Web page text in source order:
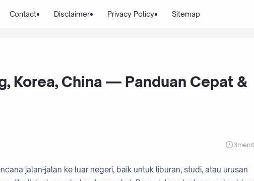
Contact Disclaimer Privacy Policy Sitemap
Korea, China — Panduan Cepat &
3
jalan-jalan ke luar negeri, baik untuk liburan, studi, atau urusan